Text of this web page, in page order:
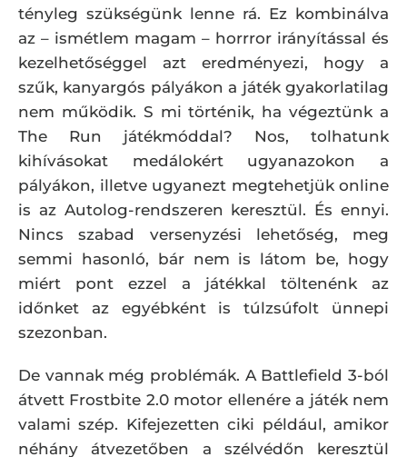
tényleg szükségünk lenne rá. Ez kombinálva
az – ismétlem magam – horrror irányítással és
kezelhetőséggel azt eredményezi, hogy a
szűk, kanyargós pályákon a játék gyakorlatilag
nem működik. S mi történik, ha végeztünk a
The Run játékmóddal? Nos, tolhatunk
kihívásokat medálokért ugyanazokon a
pályákon, illetve ugyanezt megtehetjük online
is az Autolog-rendszeren keresztül. És ennyi.
Nincs szabad versenyzési lehetőség, meg
semmi hasonló, bár nem is látom be, hogy
miért pont ezzel a játékkal töltenénk az
időnket az egyébként is túlzsúfolt ünnepi
szezonban.
De vannak még problémák. A Battlefield 3-ból
átvett Frostbite 2.0 motor ellenére a játék nem
valami szép. Kifejezetten ciki például, amikor
néhány átvezetőben a szélvédőn keresztül